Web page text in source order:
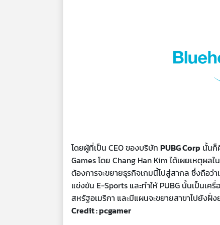
โดยผู้ที่เป็น CEO ของบริษัท PUBG Corp นั้นก็
Games โดย Chang Han Kim ได้เผยเหตุผล
ต้องการจะขยายธุรกิจเกมนี้ไปสู่สากล ซึ่งถือว่
แข่งขัน E-Sports และทำให้ PUBG นั้นเป็นเ
สหรัฐอเมริกา และมีแผนจะขยายสาขาไปยังฝั่
Credit : pcgamer